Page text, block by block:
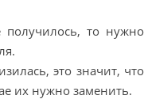
получилось, то нужно
это значит, что
их нужно заменить.